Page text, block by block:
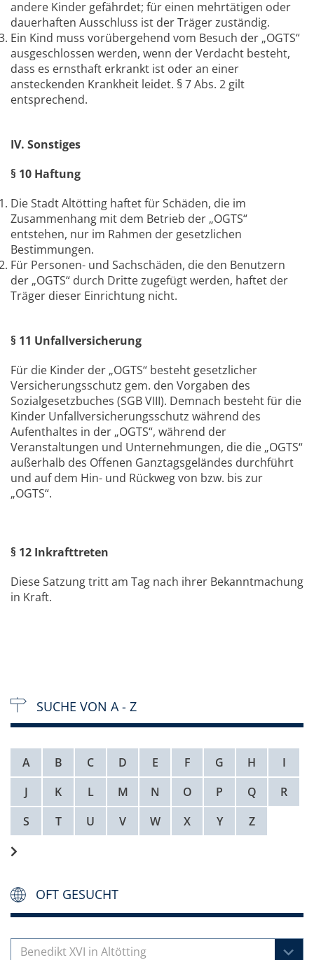
andere Kinder gefährdet; für einen mehrtätigen oder
dauerhaften Ausschluss ist der Träger zuständig.
Ein Kind muss vorübergehend vom Besuch der „OGTS“
ausgeschlossen werden, wenn der Verdacht besteht,
dass es ernsthaft erkrankt ist oder an einer
ansteckenden Krankheit leidet. § 7 Abs. 2 gilt
entsprechend.
IV. Sonstiges
§ 10 Haftung
Die Stadt Altötting haftet für Schäden, die im
Zusammenhang mit dem Betrieb der „OGTS“
entstehen, nur im Rahmen der gesetzlichen
Bestimmungen.
Für Personen- und Sachschäden, die den Benutzern
der „OGTS“ durch Dritte zugefügt werden, haftet der
Träger dieser Einrichtung nicht.
§ 11 Unfallversicherung
Für die Kinder der „OGTS“ besteht gesetzlicher
Versicherungsschutz gem. den Vorgaben des
Sozialgesetzbuches (SGB VIII). Demnach besteht für die
Kinder Unfallversicherungsschutz während des
Aufenthaltes in der „OGTS“, während der
Veranstaltungen und Unternehmungen, die die „OGTS“
außerhalb des Offenen Ganztagsgeländes durchführt
und auf dem Hin- und Rückweg von bzw. bis zur
„OGTS“.
§ 12 Inkrafttreten
Diese Satzung tritt am Tag nach ihrer Bekanntmachung
in Kraft.
SUCHE VON A - Z
A B C D E F G H
I
J
K L M N O P Q
R
S
T U V W X Y Z
OFT GESUCHT
Benedikt XVI in Altötting